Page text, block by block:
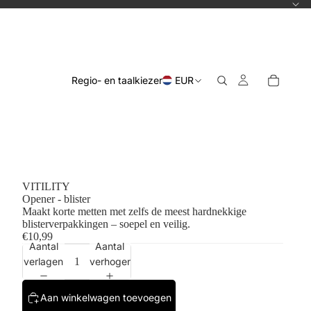
Regio- en taalkiezer EUR
VITILITY
Opener - blister
Maakt korte metten met zelfs de meest hardnekkige
blisterverpakkingen – soepel en veilig.
€10,99
Aantal
verlagen
Aantal
verhogen
Aan winkelwagen toevoegen